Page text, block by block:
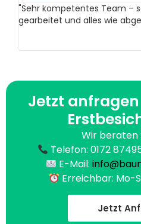
"Sehr kompetentes Team –
gearbeitet und alles wie
Jetzt
Wir beraten
Telefon: 0172
E-Mail:
Erreichbar: Mo-
Jetzt